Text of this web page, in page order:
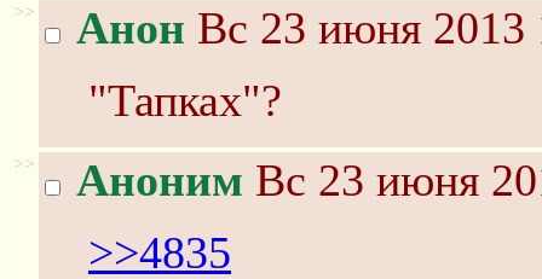
>> Анон Вс 23 июня 2013
"Тапках"?
>> Аноним Вс 23 июня
>>4835